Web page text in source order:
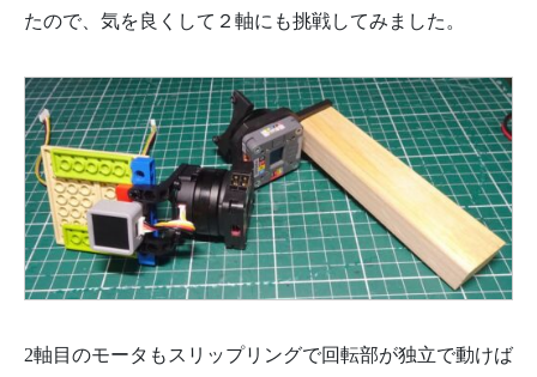
たので、気を良くして２軸にも挑戦してみました。
2軸目のモータもスリップリングで回転部が独立で動けば